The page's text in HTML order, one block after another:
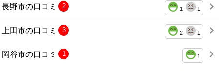
長野市の口コミ 1 1
2
上田市の口コミ 2 1
3
岡谷市の口コミ 1
1